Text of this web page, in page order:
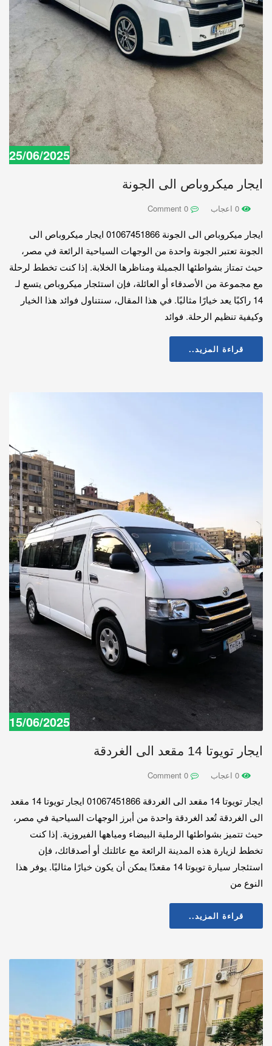
25/06/2025
ايجار ميكروباص الى الجونة
ايجار ميكروباص الى الجونة 01067451866 ايجار ميكروباص الى
الجونة تعتبر الجونة واحدة من الوجهات السياحية الرائعة في مصر،
حيث تمتاز بشواطئها الجميلة ومناظرها الخلابة. إذا كنت تخطط لرحلة
مع مجموعة من الأصدقاء أو العائلة، فإن استئجار ميكروباص يتسع لـ
14 راكبًا يعد خيارًا مثاليًا. في هذا المقال، سنتناول فوائد هذا الخيار
وكيفية تنظيم الرحلة. فوائد
قراءة المزيد..
15/06/2025
ايجار تويوتا 14 مقعد الى الغردقة
ايجار تويوتا 14 مقعد الى الغردقة 01067451866 ايجار تويوتا 14 مقعد
الى الغردقة تُعد الغردقة واحدة من أبرز الوجهات السياحية في مصر،
حيث تتميز بشواطئها الرملية البيضاء ومياهها الفيروزية. إذا كنت
تخطط لزيارة هذه المدينة الرائعة مع عائلتك أو أصدقائك، فإن
استئجار سيارة تويوتا 14 مقعدًا يمكن أن يكون خيارًا مثاليًا. يوفر هذا
النوع من
قراءة المزيد..